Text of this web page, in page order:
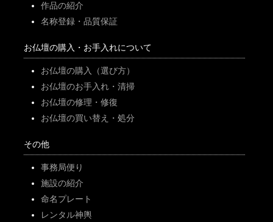
作品の紹介
名称登録・品質保証
お仏壇の購入・お手入れについて
お仏壇の購入（選び方）
お仏壇のお手入れ・清掃
お仏壇の修理・修復
お仏壇の買い替え・処分
その他
事務局便り
施設の紹介
命名プレート
レンタル神輿